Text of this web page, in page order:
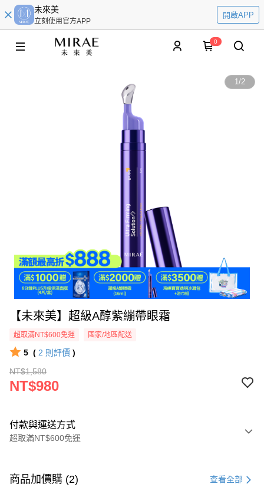
未來美
立刻使用官方APP
開啟APP
0
1/2
【未來美】超級A醇紫繃帶眼霜
超取滿NT$600免運 國家/地區配送
5 ( 2 則評價 )
NT$1,580
NT$980
付款與運送方式
超取滿NT$600免運
信用卡一次付款
商品加價購 (2) 查看全部